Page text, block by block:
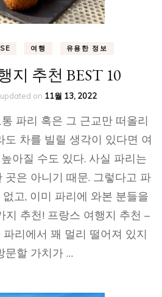
여행 유용한 정보
지 추천 BEST 10
updated on 11월 13, 2022
파리 혹은 그 근교만 떠올리
도 차를 빌릴 생각이 있다면 여
아질 수도 있다. 사실 파리는
곳은 아니기 때문. 그렇다고 파
고, 이미 파리에 와본 분들을
지 추천! 프랑스 여행지 추천 –
리에서 꽤 멀리 떨어져 있지
문할 가치가 …